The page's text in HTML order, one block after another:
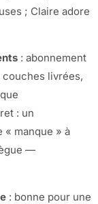
; Claire adore
: abonnement
couches livrées,
: un
« manque » à
—
: bonne pour une